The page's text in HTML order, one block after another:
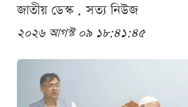
জাতীয় ডেস্ক . সত্য নিউজ
২০২৬ আগস্ট ০৯ ১৮:৪১:৪৫